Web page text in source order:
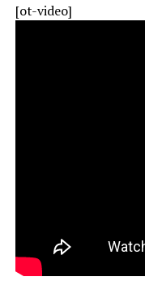
[ot-video]